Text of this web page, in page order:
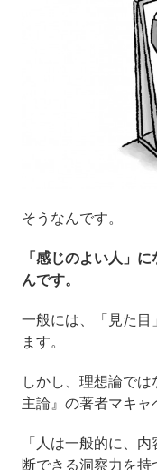
そうなんです。
「感じのよい人」
んです。
一般には、「見た
ます。
しかし、理想論で
主論』の著者マキャ
「人は一般的に、
断できる洞察力を持